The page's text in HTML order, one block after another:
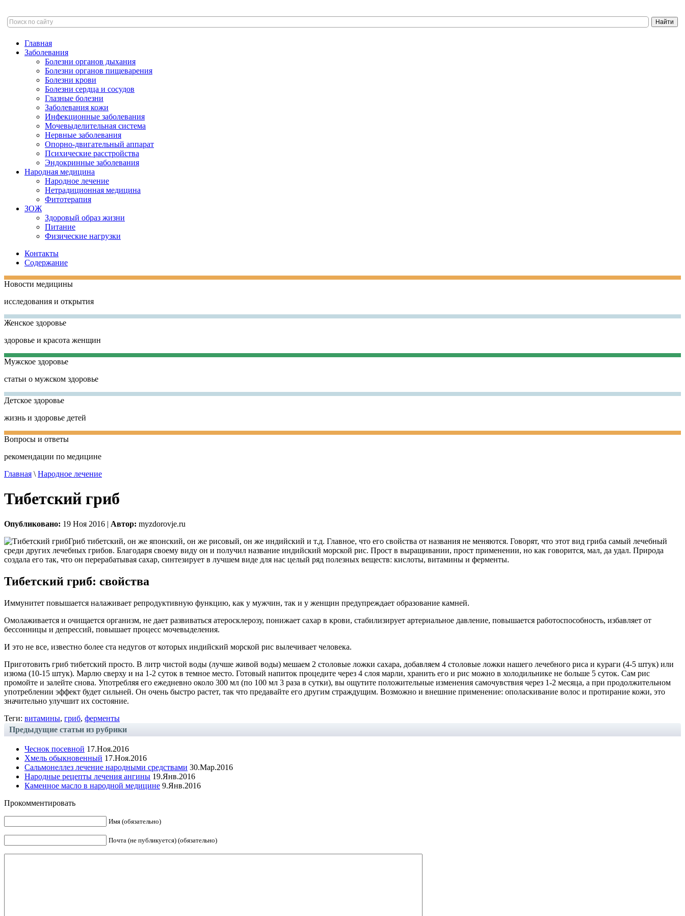
Главная
Заболевания
Болезни органов дыхания
Болезни органов пищеварения
Болезни крови
Болезни сердца и сосудов
Глазные болезни
Заболевания кожи
Инфекционные заболевания
Мочевыделительная система
Нервные заболевания
Опорно-двигательный аппарат
Психические расстройства
Эндокринные заболевания
Народная медицина
Народное лечение
Нетрадиционная медицина
Фитотерапия
ЗОЖ
Здоровый образ жизни
Питание
Физические нагрузки
Контакты
Содержание
Новости медицины
исследования и открытия
Женское здоровье
здоровье и красота женщин
Мужское здоровье
статьи о мужском здоровье
Детское здоровье
жизнь и здоровье детей
Вопросы и ответы
рекомендации по медицине
Главная \ Народное лечение
Тибетский гриб
Опубликовано: 19 Ноя 2016 | Автор: myzdorovje.ru
Гриб тибетский, он же японский, он же рисовый, он же индийский и т.д. Главное, что его свойства от названия не меняются. Говорят, что этот вид гриба самый лечебный
среди других лечебных грибов. Благодаря своему виду он и получил название индийский морской рис. Прост в выращивании, прост применении, но как говорится, мал, да удал. Природа
создала его так, что он перерабатывая сахар, синтезирует в лучшем виде для нас целый ряд полезных веществ: кислоты, витамины и ферменты.
Тибетский гриб: свойства
Иммунитет повышается налаживает репродуктивную функцию, как у мужчин, так и у женщин предупреждает образование камней.
Омолаживается и очищается организм, не дает развиваться атеросклерозу, понижает сахар в крови, стабилизирует артериальное давление, повышается работоспособность, избавляет от
бессонницы и депрессий, повышает процесс мочевыделения.
И это не все, известно более ста недугов от которых индийский морской рис вылечивает человека.
Приготовить гриб тибетский просто. В литр чистой воды (лучше живой воды) мешаем 2 столовые ложки сахара, добавляем 4 столовые ложки нашего лечебного риса и кураги (4-5 штук) или
изюма (10-15 штук). Марлю сверху и на 1-2 суток в темное место. Готовый напиток процедите через 4 слоя марли, хранить его и рис можно в холодильнике не больше 5 суток. Сам рис
промойте и залейте снова. Употребляя его ежедневно около 300 мл (по 100 мл 3 раза в сутки), вы ощутите положительные изменения самочувствия через 1-2 месяца, а при продолжительном
употреблении эффект будет сильней. Он очень быстро растет, так что предавайте его другим страждущим. Возможно и внешние применение: ополаскивание волос и протирание кожи, это
значительно улучшит их состояние.
Теги: витамины, гриб, ферменты
Предыдущие статьи из рубрики
Чеснок посевной 17.Ноя.2016
Хмель обыкновенный 17.Ноя.2016
Сальмонеллез лечение народными средствами 30.Мар.2016
Народные рецепты лечения ангины 19.Янв.2016
Каменное масло в народной медицине 9.Янв.2016
Прокомментировать
Имя (обязательно)
Почта (не публикуется) (обязательно)